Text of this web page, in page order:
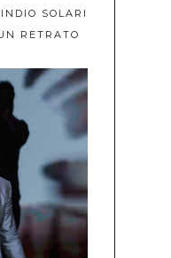
SOLARI
RETRATO